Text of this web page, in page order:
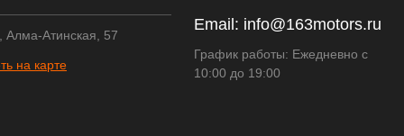
Алма-Атинская, 57
на карте
Email: info@163motors.ru
График работы: Ежедневно с
10:00 до 19:00